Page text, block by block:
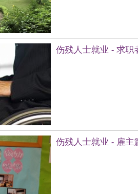
伤残人士就业 - 求职
伤残人士就业 - 雇主